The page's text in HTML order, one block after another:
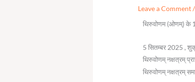
Leave a Comment/
थिरुवोणम (ओणम्) के
5 सितम्बर 2025 ,
थिरुवोणम् नक्षत्रम्
थिरुवोणम् नक्षत्रम्